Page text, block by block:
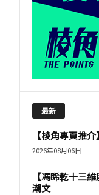
最新
【棱角專頁推
2026年08月06日
【馮睎乾十三
潮文